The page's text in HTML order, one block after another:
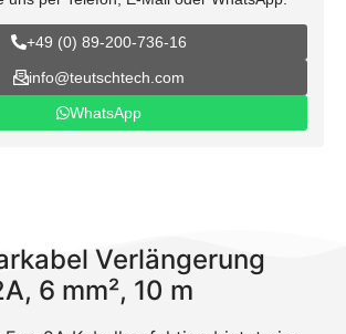
+49 (0) 89-200-736-16
info@teutschtech.com
WhatsApp
Verlängerung
6 mm², 10 m